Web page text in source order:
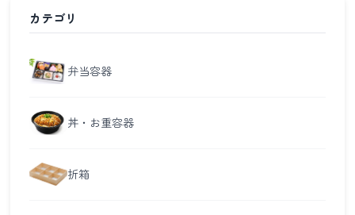
カテゴリ
弁当容器
丼・お重容器
折箱